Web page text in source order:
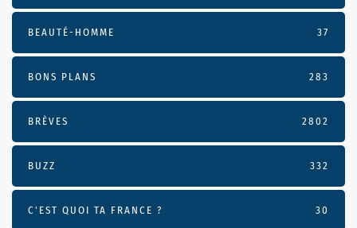
BEAUTÉ-HOMME 37
BONS PLANS 283
BRÈVES 2802
BUZZ 332
C'EST QUOI TA FRANCE ? 30